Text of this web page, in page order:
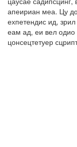
апеириан меа. Цу
ехпетендис ид,
еам ад, еи вел одио
цонсецтетуер